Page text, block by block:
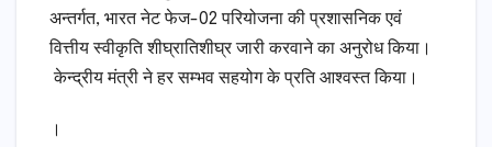
अन्तर्गत, भारत नेट फेज-02 परियोजना की प्रशासनिक एवं
वित्तीय स्वीकृति शीघ्रातिशीघ्र जारी करवाने का अनुरोध किया।
केन्द्रीय मंत्री ने हर सम्भव सहयोग के प्रति आश्वस्त किया।
।